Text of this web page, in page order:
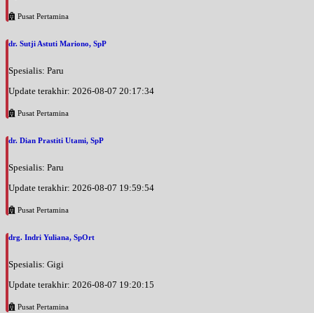
Pusat Pertamina
dr. Sutji Astuti Mariono, SpP
Spesialis: Paru
Update terakhir: 2026-08-07 20:17:34
Pusat Pertamina
dr. Dian Prastiti Utami, SpP
Spesialis: Paru
Update terakhir: 2026-08-07 19:59:54
Pusat Pertamina
drg. Indri Yuliana, SpOrt
Spesialis: Gigi
Update terakhir: 2026-08-07 19:20:15
Pusat Pertamina